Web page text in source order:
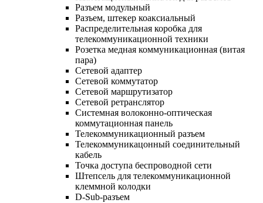
Разъем модульный
Разъем, штекер коаксиальный
Распределительная коробка для
телекоммуникационной техники
Розетка медная коммуникационная (витая
пара)
Сетевой адаптер
Сетевой коммутатор
Сетевой маршрутизатор
Сетевой ретранслятор
Системная волоконно-оптическая
коммутационная панель
Телекоммуникационный разъем
Телекоммуникацонный соединительный
кабель
Точка доступа беспроводной сети
Штепсель для телекоммуникационной
клеммной колодки
D-Sub-разъем